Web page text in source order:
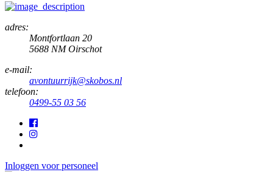
adres:
Montfortlaan 20
5688 NM Oirschot
e-mail:
avontuurrijk@skobos.nl
telefoon:
0499-55 03 56
Inloggen voor personeel